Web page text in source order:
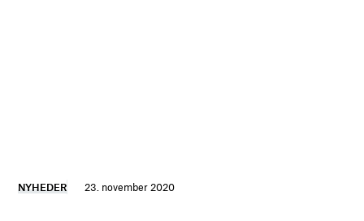
NYHEDER 23. november 2020